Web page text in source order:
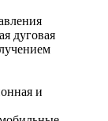
дуговая
и